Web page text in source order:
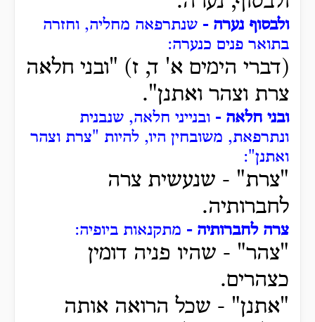
ולבסוף נערה - שנתרפאה מחליה, וחזרה
בתואר פנים כנערה:
(דברי הימים א' ד, ז) "ובני חלאה
צרת וצהר ואתנן".
ובני חלאה - ובנייני חלאה, שנבנית
ונתרפאת, משובחין היו, להיות "צרת וצהר
ואתנן":
"צרת" - שנעשית צרה
לחברותיה.
צרה לחברותיה - מתקנאות ביופיה:
"צהר" - שהיו פניה דומין
כצהרים.
"אתנן" - שכל הרואה אותה